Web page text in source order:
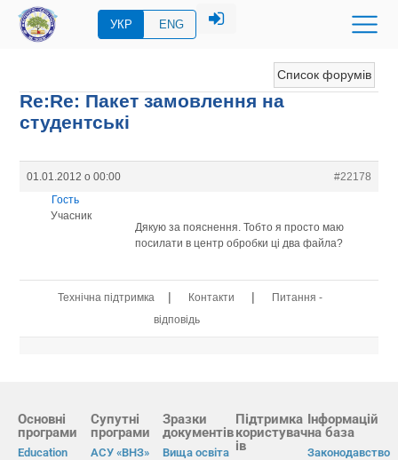
УКР ENG
Список форумів
Re:Re: Пакет замовлення на
студентські
01.01.2012 о 00:00
#22178
Гость
Учасник
Дякую за пояснення. Тобто я просто маю
посилати в центр обробки ці два файла?
Технічна підтримка | Контакти |
Питання -
відповідь
Основні
програми
Education
Супутні
програми
АСУ «ВНЗ»
Зразки
документів
Вища освіта
Підтримка
користувач
ів
Інформацій
на база
Законодавство